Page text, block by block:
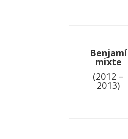
Benjamí
mixte
(2012 –
2013)